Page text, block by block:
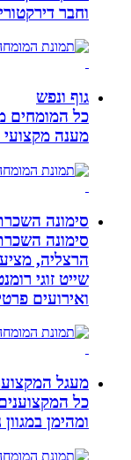
וחבר
גוף ונפש
כל המומחים
מענה מקצועי
סימונה השכרת
סימונה השכרת
הרצליה, מציעה
שייט זוגי
ואירועים פרטיים
מעגל המקצוענים
כל המקצוענים
ומהימן במגוון